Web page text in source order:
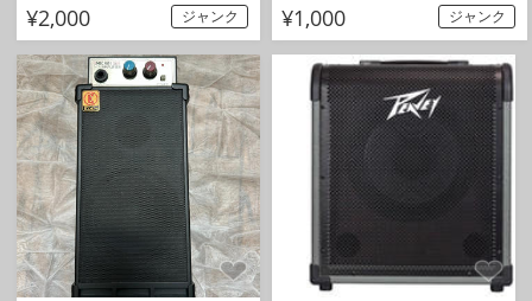
¥2,000 ジャンク ¥1,000 ジャンク